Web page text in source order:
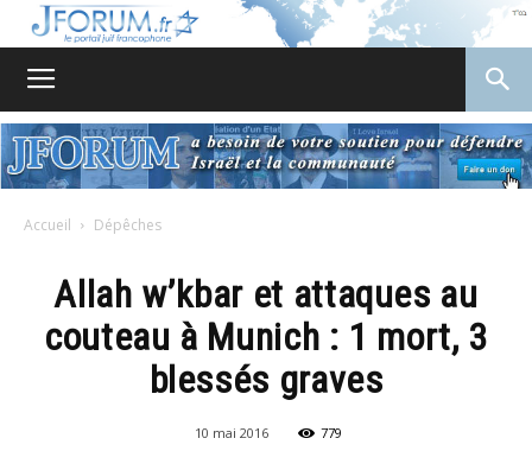
Accueil Dépêches
Allah w’kbar et attaques au
couteau à Munich : 1 mort, 3
blessés graves
10 mai 2016 779